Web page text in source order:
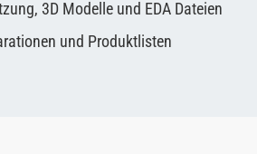
3D Modelle und EDA Dateien
und Produktlisten